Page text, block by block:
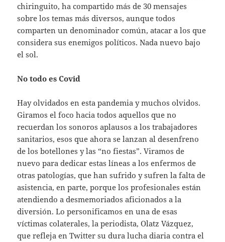
chiringuito, ha compartido más de 30 mensajes
sobre los temas más diversos, aunque todos
comparten un denominador común, atacar a los que
considera sus enemigos políticos. Nada nuevo bajo
el sol.
No todo es Covid
Hay olvidados en esta pandemia y muchos olvidos.
Giramos el foco hacia todos aquellos que no
recuerdan los sonoros aplausos a los trabajadores
sanitarios, esos que ahora se lanzan al desenfreno
de los botellones y las “no fiestas”. Viramos de
nuevo para dedicar estas líneas a los enfermos de
otras patologías, que han sufrido y sufren la falta de
asistencia, en parte, porque los profesionales están
atendiendo a desmemoriados aficionados a la
diversión. Lo personificamos en una de esas
víctimas colaterales, la periodista, Olatz Vázquez,
que refleja en Twitter su dura lucha diaria contra el